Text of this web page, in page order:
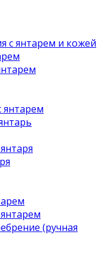
с янтарем и кожей
янтарем
(ручная